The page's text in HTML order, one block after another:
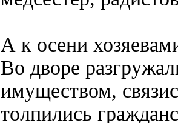
А к осени
Во дворе
имуществом,
толпились